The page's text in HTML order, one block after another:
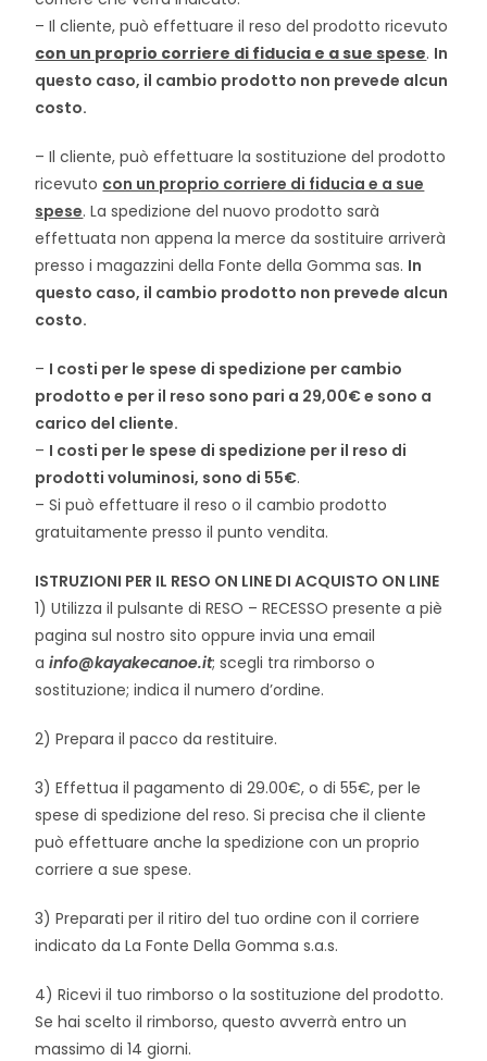
– Il cliente, può effettuare il reso del prodotto ricevuto
con un proprio corriere di fiducia e a sue spese. In
questo caso, il cambio prodotto non prevede alcun
costo.
– Il cliente, può effettuare la sostituzione del prodotto
ricevuto con un proprio corriere di fiducia e a sue
spese. La spedizione del nuovo prodotto sarà
effettuata non appena la merce da sostituire arriverà
presso i magazzini della Fonte della Gomma sas. In
questo caso, il cambio prodotto non prevede alcun
costo.
– I costi per le spese di spedizione per cambio
prodotto e per il reso sono pari a 29,00€ e sono a
carico del cliente.
– I costi per le spese di spedizione per il reso di
prodotti voluminosi, sono di 55€.
– Si può effettuare il reso o il cambio prodotto
gratuitamente presso il punto vendita.
ISTRUZIONI PER IL RESO ON LINE DI ACQUISTO ON LINE
1) Utilizza il pulsante di RESO – RECESSO presente a piè
pagina sul nostro sito oppure invia una email
ainfo@kayakecanoe.it; scegli tra rimborso o
sostituzione; indica il numero d’ordine.
2) Prepara il pacco da restituire.
3) Effettua il pagamento di 29.00€, o di 55€, per le
spese di spedizione del reso. Si precisa che il cliente
può effettuare anche la spedizione con un proprio
corriere a sue spese.
3) Preparati per il ritiro del tuo ordine con il corriere
indicato da La Fonte Della Gomma s.a.s.
4) Ricevi il tuo rimborso o la sostituzione del prodotto.
Se hai scelto il rimborso, questo avverrà entro un
massimo di 14 giorni.